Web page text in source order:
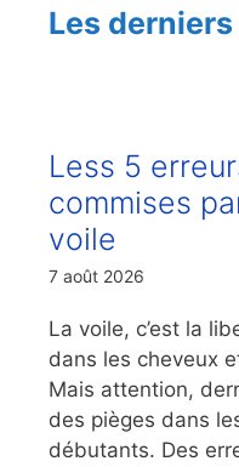
Les
Less 5
commises
voile
7 août 2026
La voile, c’est la
dans les cheveux
Mais attention,
des pièges dans
débutants. Des